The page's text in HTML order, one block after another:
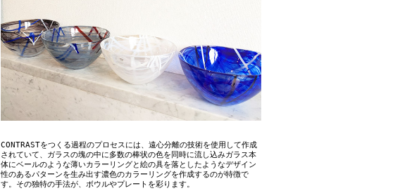
CONTRASTをつくる過程のプロセスには、遠心分離の技術を使用して作成
されていて、ガラスの塊の中に多数の棒状の色を同時に流し込みガラス本
体にベールのような薄いカラーリングと絵の具を落としたようなデザイン
性のあるパターンを生み出す濃色のカラーリングを作成するのが特徴で
す。その独特の手法が、ボウルやプレートを彩ります。